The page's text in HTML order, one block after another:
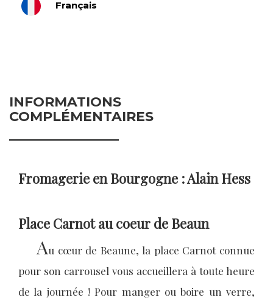
Français
INFORMATIONS
COMPLÉMENTAIRES
Fromagerie en Bourgogne : Alain Hess
Place Carnot au coeur de Beaun
Au cœur de Beaune, la place Carnot connue
pour son carrousel vous accueillera à toute heure
de la journée ! Pour manger ou boire un verre,